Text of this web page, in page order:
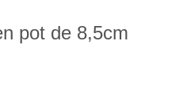
pot de 8,5cm